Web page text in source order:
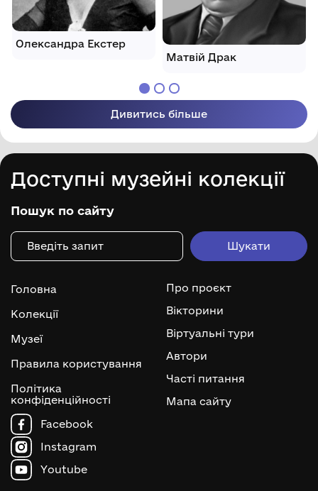
Олександра Екстер
Матвій Драк
Дивитись більше
Доступні музейні колекції
Пошук по сайту
Головна
Колекції
Музеї
Правила користування
Політика
конфіденційності
Про проєкт
Вікторини
Віртуальні тури
Автори
Часті питання
Мапа сайту
Facebook
Instagram
Youtube